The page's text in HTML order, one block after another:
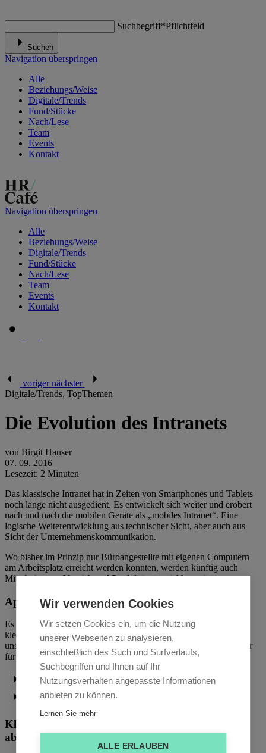
Suchbegriff*Pflichtfeld
Suchen
Navigation überspringen
Alle
Beziehungs/Weise
Digitale/Trends
Fund/Stücke
Nach/Lese
Team
Events
Kontakt
Navigation überspringen
Alle
Beziehungs/Weise
Digitale/Trends
Fund/Stücke
Nach/Lese
Team
Events
Kontakt
voriger nächster
Digitale/Trends, TopThemen
Die Evolution des Intranets
von Birgit Hauser
07. 09. 2016
Lesezeit: 2 Minuten
Das klassische Intranet hat in Zeiten von Smartphones und Tablets
noch lange nicht ausgedient. Es entwickelt sich weiter und erobert
nach und nach die mobilen Geräte als „mobiles Intranet“. Eine
logische Weiterentwicklung aus technischer Sicht, aber auch aus
Sicht der Unternehmenskommunikation.
Wo bisher im Prinzip nur Büroangestellte mit eigenen Computern
am Arbeitsplatz erreicht werden konnten, werden künftig auch
Mitarbeiter aus Vertrieb und Produktion erreichbar sein.
Apps, Plattformen, Open Source Lösungen
Es gibt bereits einige Anbieter, die ihre Tools in größeren und
kleineren Unternehmen umgesetzt haben. Zwei Lösungen, die
unserer Redaktion besonders ins Auge gesprungen sind, seien hier
für einen raschen Überblick exemplarisch herausgegriffen:
Valido
Liferay
Klingt gut –
aber ist es wirklich so einfach?
Wir verwenden Cookies
Wir setzen Cookies ein, um die Nutzung
unserer Webseiten zu analysieren,
einschließlich des Such und Surfverlaufs,
Suchbegriffen und Ihnen auf Ihr
Nutzungsverhalten angepasste Informationen
anbieten zu können.
Lernen Sie mehr
ALLE ERLAUBEN